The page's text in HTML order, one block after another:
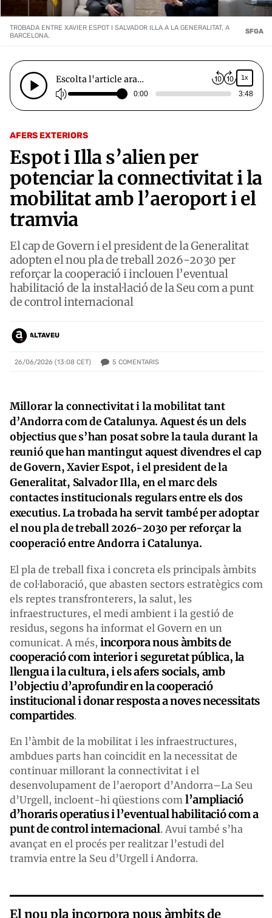
AFERS EXTERIORS
Espot i Illa s’alien per
potenciar la connectivitat i la
mobilitat amb l’aeroport i el
tramvia
El cap de Govern i el president de la Generalitat
adopten el nou pla de treball 2026-2030 per
reforçar la cooperació i inclouen l’eventual
habilitació de la instal·lació de la Seu com a punt
de control internacional
ALTAVEU
26/06/2026 (13:08 CET) 5 COMENTARIS
TROBADA ENTRE XAVIER ESPOT I SALVADOR ILLA A LA GENERALITAT, A
BARCELONA.
SFGA
Escolta l'article ara… 1x
0:00 3:48
Millorar la connectivitat i la mobilitat tant
d’Andorra com de Catalunya. Aquest és un dels
objectius que s’han posat sobre la taula durant la
reunió que han mantingut aquest divendres el cap
de Govern, Xavier Espot, i el president de la
Generalitat, Salvador Illa, en el marc dels
contactes institucionals regulars entre els dos
executius. La trobada ha servit també per adoptar
el nou pla de treball 2026-2030 per reforçar la
cooperació entre Andorra i Catalunya.
El pla de treball fixa i concreta els principals àmbits
de col·laboració, que abasten sectors estratègics com
els reptes transfronterers, la salut, les
infraestructures, el medi ambient i la gestió de
residus, segons ha informat el Govern en un
comunicat. A més, incorpora nous àmbits de
cooperació com interior i seguretat pública, la
llengua i la cultura, i els afers socials, amb
l’objectiu d’aprofundir en la cooperació
institucional i donar resposta a noves necessitats
compartides.
En l’àmbit de la mobilitat i les infraestructures,
ambdues parts han coincidit en la necessitat de
continuar millorant la connectivitat i el
desenvolupament de l’aeroport d’Andorra–La Seu
d’Urgell, incloent-hi qüestions com l’ampliació
d’horaris operatius i l’eventual habilitació com a
punt de control internacional. Avui també s’ha
avançat en el procés per realitzar l’estudi del
tramvia entre la Seu d’Urgell i Andorra.
El nou pla incorpora nous àmbits de